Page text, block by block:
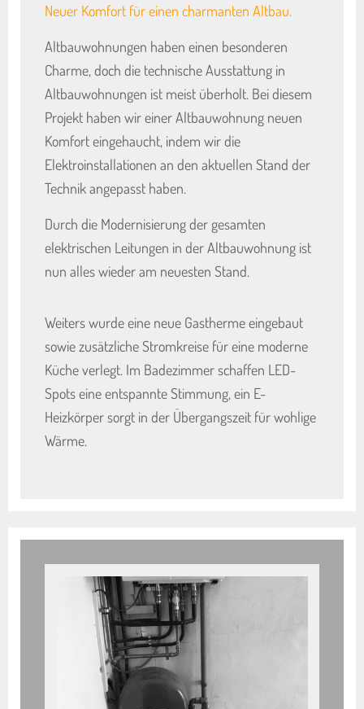
Neuer Komfort für einen charmanten Altbau.
Altbauwohnungen haben einen besonderen
Charme, doch die technische Ausstattung in
Altbauwohnungen ist meist überholt. Bei diesem
Projekt haben wir einer Altbauwohnung neuen
Komfort eingehaucht, indem wir die
Elektroinstallationen an den aktuellen Stand der
Technik angepasst haben.
Durch die Modernisierung der gesamten
elektrischen Leitungen in der Altbauwohnung ist
nun alles wieder am neuesten Stand.
Weiters wurde eine neue Gastherme eingebaut
sowie zusätzliche Stromkreise für eine moderne
Küche verlegt. Im Badezimmer schaffen LED-
Spots eine entspannte Stimmung, ein E-
Heizkörper sorgt in der Übergangszeit für wohlige
Wärme.